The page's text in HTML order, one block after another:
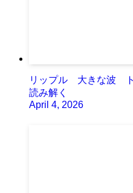
リップル 大きな波 ト
読み解く
April 4, 2026